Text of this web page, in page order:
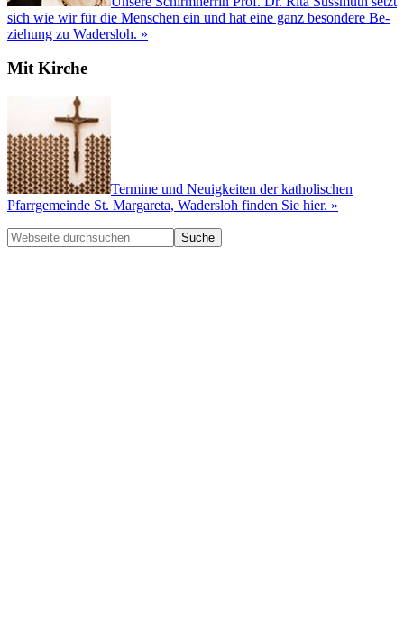
sich wie wir für die Men­schen ein und hat eine ganz besondere Be­
ziehung zu Wadersloh. »
Mit Kirche
Termine und Neuigkeiten der katholischen
Pfarrgemeinde St. Margareta, Wadersloh finden Sie hier. »
Webseite
durchsuchen